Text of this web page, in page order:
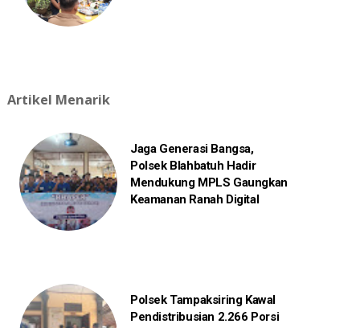
Artikel Menarik
Jaga Generasi Bangsa,
Polsek Blahbatuh Hadir
Mendukung MPLS Gaungkan
Keamanan Ranah Digital
Polsek Tampaksiring Kawal
Pendistribusian 2.266 Porsi